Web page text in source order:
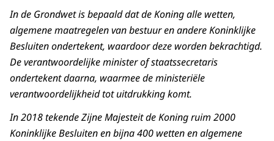
In de Grondwet is bepaald dat de Koning alle wetten,
algemene maatregelen van bestuur en andere Koninklijke
Besluiten ondertekent, waardoor deze worden bekrachtigd.
De verantwoordelijke minister of staatssecretaris
ondertekent daarna, waarmee de ministeriële
verantwoordelijkheid tot uitdrukking komt.
In 2018 tekende Zijne Majesteit de Koning ruim 2000
Koninklijke Besluiten en bijna 400 wetten en algemene